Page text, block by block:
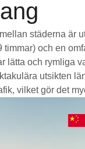
städerna är
och en
och rymliga
utsikten
vilket gör det